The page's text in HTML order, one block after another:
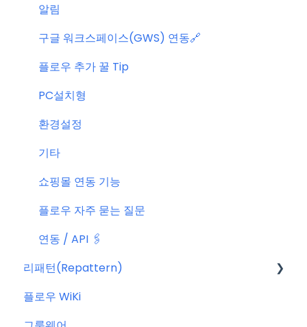
알림
구글 워크스페이스(GWS) 연동🔗
플로우 추가 꿀 Tip
PC설치형
환경설정
기타
쇼핑몰 연동 기능
플로우 자주 묻는 질문
연동 / API 🖇️
리패턴(Repattern)
리패턴(Repattern) (NEW)
플로우 WiKi